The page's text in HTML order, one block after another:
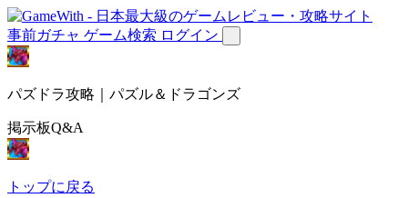
事前ガチャ ゲーム検索 ログイン
パズドラ攻略｜パズル＆ドラゴンズ
掲示板Q&A
トップに戻る